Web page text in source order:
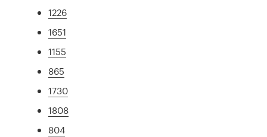
1226
1651
1155
865
1730
1808
804